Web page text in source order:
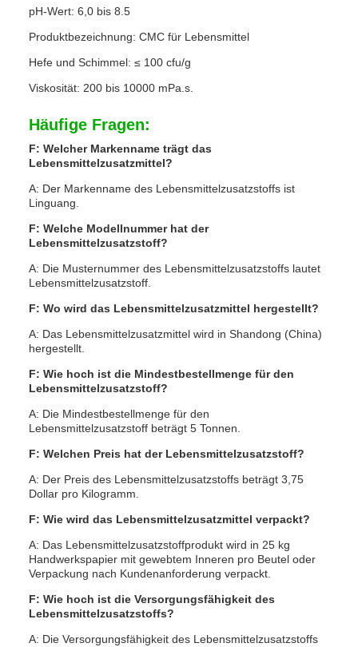
pH-Wert: 6,0 bis 8.5
Produktbezeichnung: CMC für Lebensmittel
Hefe und Schimmel: ≤ 100 cfu/g
Viskosität: 200 bis 10000 mPa.s.
Häufige Fragen:
F: Welcher Markenname trägt das
Lebensmittelzusatzmittel?
A: Der Markenname des Lebensmittelzusatzstoffs ist
Linguang.
F: Welche Modellnummer hat der
Lebensmittelzusatzstoff?
A: Die Musternummer des Lebensmittelzusatzstoffs lautet
Lebensmittelzusatzstoff.
F: Wo wird das Lebensmittelzusatzmittel hergestellt?
A: Das Lebensmittelzusatzmittel wird in Shandong (China)
hergestellt.
F: Wie hoch ist die Mindestbestellmenge für den
Lebensmittelzusatzstoff?
A: Die Mindestbestellmenge für den
Lebensmittelzusatzstoff beträgt 5 Tonnen.
F: Welchen Preis hat der Lebensmittelzusatzstoff?
A: Der Preis des Lebensmittelzusatzstoffs beträgt 3,75
Dollar pro Kilogramm.
F: Wie wird das Lebensmittelzusatzmittel verpackt?
A: Das Lebensmittelzusatzstoffprodukt wird in 25 kg
Handwerkspapier mit gewebtem Inneren pro Beutel oder
Verpackung nach Kundenanforderung verpackt.
F: Wie hoch ist die Versorgungsfähigkeit des
Lebensmittelzusatzstoffs?
A: Die Versorgungsfähigkeit des Lebensmittelzusatzstoffs